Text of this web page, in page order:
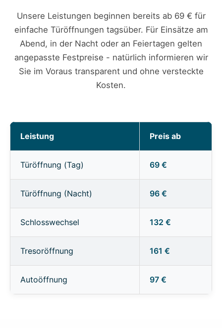
Unsere Leistungen beginnen bereits ab 69 € für
einfache Türöffnungen tagsüber. Für Einsätze am
Abend, in der Nacht oder an Feiertagen gelten
angepasste Festpreise - natürlich informieren wir
Sie im Voraus transparent und ohne versteckte
Kosten.
Leistung Preis ab
Türöffnung (Tag) 69 €
Türöffnung (Nacht) 96 €
Schlosswechsel 132 €
Tresoröffnung 161 €
Autoöffnung 97 €